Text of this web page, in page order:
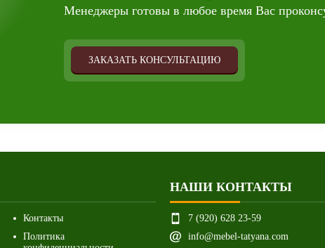
Менеджеры готовы в любое время Вас
ЗАКАЗАТЬ КОНСУЛЬТАЦИЮ
Контакты
Политика
НАШИ КОНТАКТЫ
7 (920) 628 23-59
info@mebel-tatyana.com